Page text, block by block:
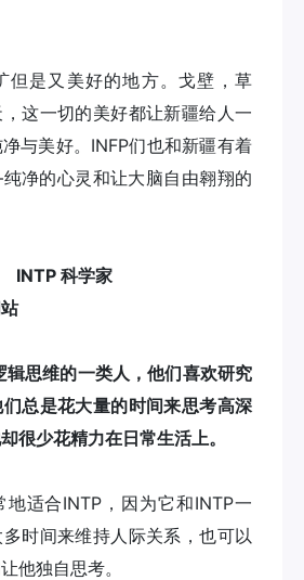
但是又美好的地方。戈壁，草
这一切的美好都让新疆给人一
与美好。INFP们也和新疆有着
净的心灵和让大脑自由翱翔的
INTP 科学家
辑思维的一类人，他们喜欢研究
总是花大量的时间来思考高深
很少花精力在日常生活上。
适合INTP，因为它和INTP一
时间来维持人际关系，也可以
他独自思考。